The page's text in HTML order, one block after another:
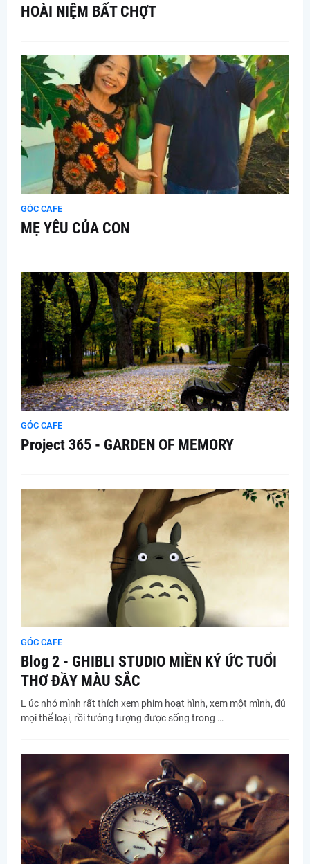
HOÀI NIỆM BẤT CHỢT
GÓC CAFE
MẸ YÊU CỦA CON
GÓC CAFE
Project 365 - GARDEN OF MEMORY
GÓC CAFE
Blog 2 - GHIBLI STUDIO MIỀN KÝ ỨC TUỔI
THƠ ĐẦY MÀU SẮC
L úc nhỏ mình rất thích xem phim hoạt hình, xem một mình, đủ
mọi thể loại, rồi tưởng tượng được sống trong …